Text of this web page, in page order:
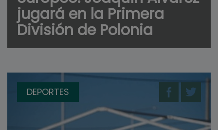
jugará en la Primera
División de Polonia
DEPORTES